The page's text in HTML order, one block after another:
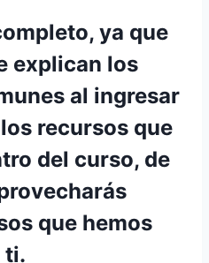
ya que
explican los
al ingresar
recursos que
del curso, de
que hemos
ti.